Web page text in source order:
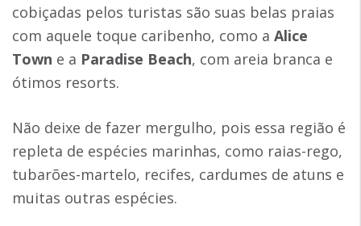
cobiçadas pelos turistas são suas belas praias
com aquele toque caribenho, como a Alice
Town e a Paradise Beach, com areia branca e
ótimos resorts.
Não deixe de fazer mergulho, pois essa região é
repleta de espécies marinhas, como raias-rego,
tubarões-martelo, recifes, cardumes de atuns e
muitas outras espécies.